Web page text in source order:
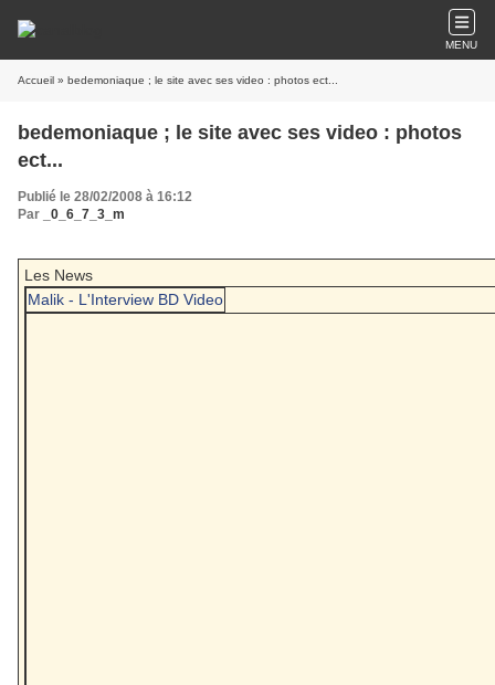
MENU
Accueil » bedemoniaque ; le site avec ses video : photos ect...
bedemoniaque ; le site avec ses video : photos
ect...
Publié le 28/02/2008 à 16:12
Par
_0_6_7_3_m
Les News
Malik - L'Interview BD Video